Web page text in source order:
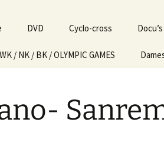
DVD Cyclo-cross
WK / NK / BK / OLYMPIC GAMES